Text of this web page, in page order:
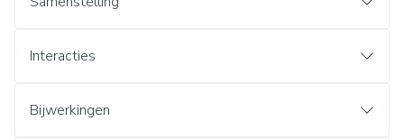
Interacties
Bijwerkingen